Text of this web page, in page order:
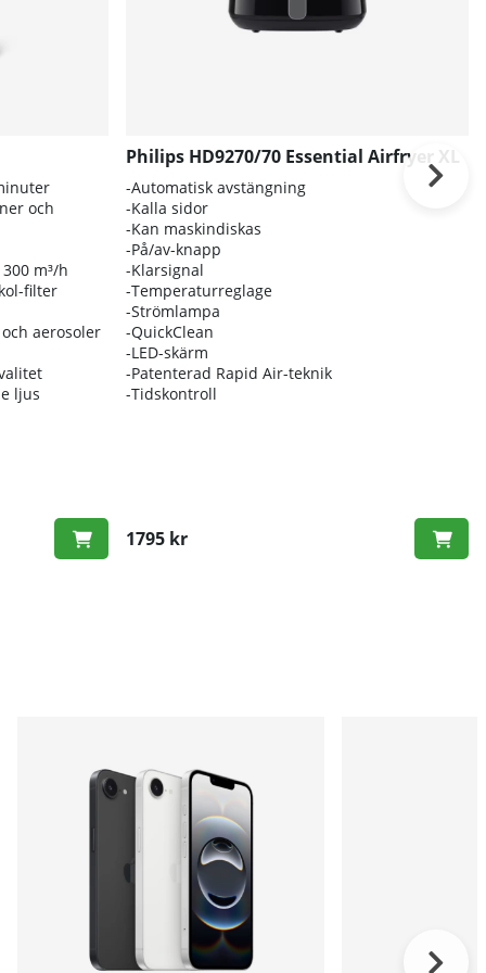
och
m³/h
filter
aerosoler
ljus
Philips HD9270/70 Essential Airfryer XL
-Automatisk avstängning
-Kalla sidor
-Kan maskindiskas
-På/av-knapp
-Klarsignal
-Temperaturreglage
-Strömlampa
-QuickClean
-LED-skärm
-Patenterad Rapid Air-teknik
-Tidskontroll
1795 kr